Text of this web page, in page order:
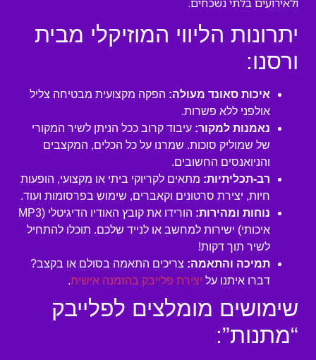
יתרונות הליווי המוזיקלי מבית
ורסנו:
איכות סאונד מעולה: הפקה מקצועית מבטיחה צליל
אולפני ללא פשרות.
נאמנות למקור: עיבוד קרוב ככל הניתן לשיר המקורי
של שמוליק סוכות. שמרנו על כל הכלים, המקצבים
והניואנסים החשובים.
רב-תכליתיות: מתאים לקריוקי ביתי או מקצועי, הופעות
חיות, יצירת סרטונים וקאברים, שימוש בפרסומות ועוד.
נוחות ומהירות:
הורידו את קובץ האודיו הדיגיטלי (MP3
איכותי) ישירות למחשב או לנייד שלכם. תוכלו להתחיל
לשיר תוך דקות!
תמיכה והתאמה: צריכים התאמה בסולם או בקצב?
דברו איתנו על יצירת פלייבק בהזמנה אישית.
שימושים מומלצים לפלייבק
“מתנות”: